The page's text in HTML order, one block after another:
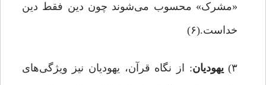
«مشرک» ‏محسوب می‌شوند چون دین فقط دین
خداست.(۶)
۳) یهودیان: از نگاه قرآن، یهودیان نیز ویژگی‌های